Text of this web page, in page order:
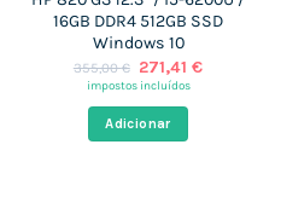
16GB DDR4 512GB SSD
Windows 10
355,00€ O
preço
era:
355,00 €.
271,41€O
impostos incluídos
Adicionar